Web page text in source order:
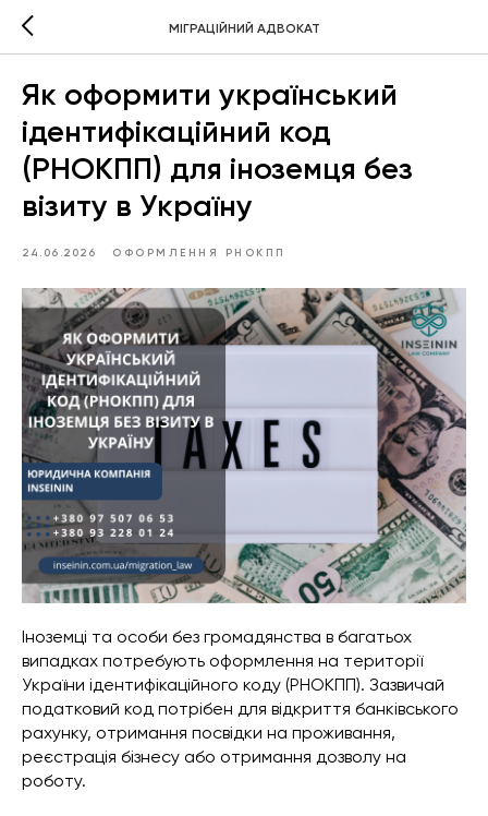
МІГРАЦІЙНИЙ АДВОКАТ
Як оформити український
ідентифікаційний код
(РНОКПП) для іноземця без
візиту в Україну
24.06.2026 ОФОРМЛЕННЯ РНОКПП
Іноземці та особи без громадянства в багатьох
випадках потребують оформлення на території
України ідентифікаційного коду (РНОКПП). Зазвичай
податковий код потрібен для відкриття банківського
рахунку, отримання посвідки на проживання,
реєстрація бізнесу або отримання дозволу на
роботу.